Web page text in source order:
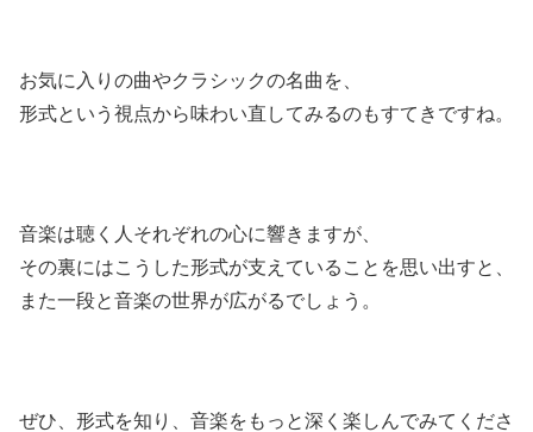
お気に入りの曲やクラシックの名曲を、
形式という視点から味わい直してみるのもすてきですね。
音楽は聴く人それぞれの心に響きますが、
その裏にはこうした形式が支えていることを思い出すと、
また一段と音楽の世界が広がるでしょう。
ぜひ、形式を知り、音楽をもっと深く楽しんでみてくださ